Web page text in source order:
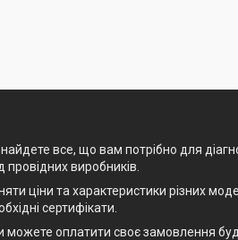
все, що вам потрібно для
провідних виробників.
ціни та характеристики різних
сертифікати.
оплатити своє замовлення